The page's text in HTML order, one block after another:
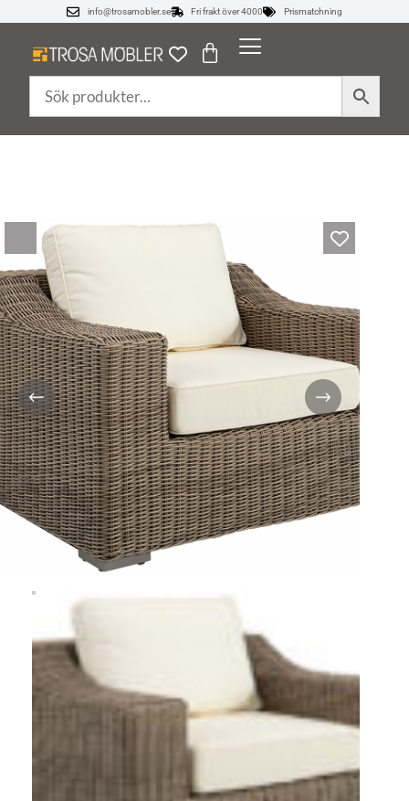
info@trosamobler.se Fri frakt över 4000 Prismatchning